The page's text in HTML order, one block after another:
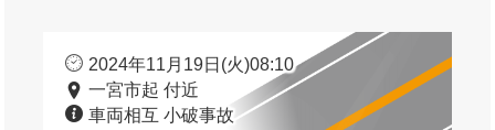
2024年11月19日(火)08:10
一宮市起 付近
車両相互 小破事故